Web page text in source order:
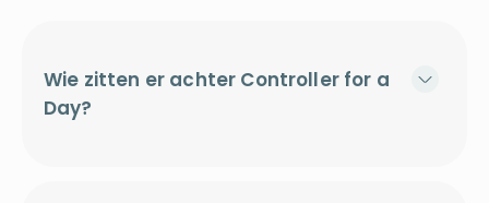
Wie zitten er achter Controller for a
Day?